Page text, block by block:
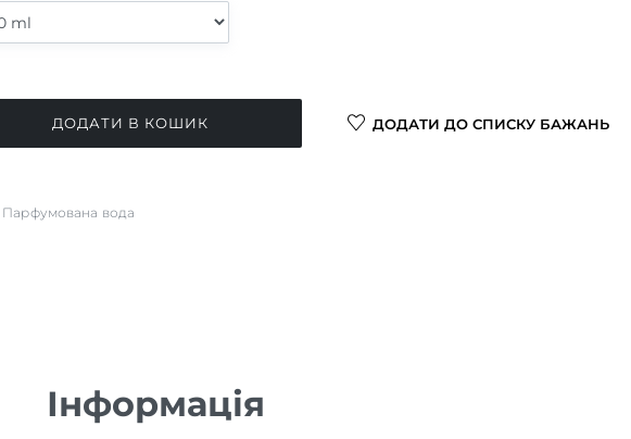
ДОДАТИ В КОШИК ДОДАТИ ДО СПИСКУ БАЖАНЬ
Парфумована вода
Інформація